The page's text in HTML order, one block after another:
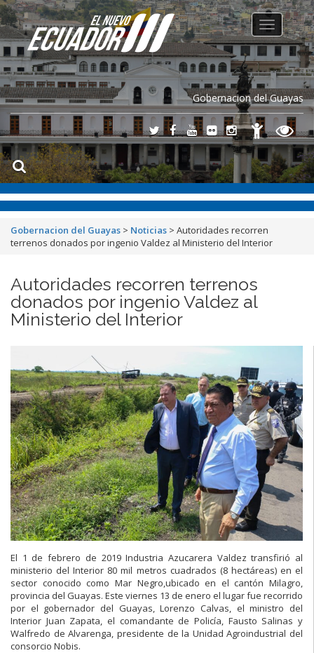
Gobernacion del Guayas
Toggle
navigation
Gobernacion del Guayas > Noticias > Autoridades recorren
terrenos donados por ingenio Valdez al Ministerio del Interior
Autoridades recorren terrenos
donados por ingenio Valdez al
Ministerio del Interior
El 1 de febrero de 2019 Industria Azucarera Valdez transfirió al
ministerio del Interior 80 mil metros cuadrados (8 hectáreas) en el
sector conocido como Mar Negro,ubicado en el cantón Milagro,
provincia del Guayas. Este viernes 13 de enero el lugar fue recorrido
por el gobernador del Guayas, Lorenzo Calvas, el ministro del
Interior Juan Zapata, el comandante de Policía, Fausto Salinas y
Walfredo de Alvarenga, presidente de la Unidad Agroindustrial del
consorcio Nobis.